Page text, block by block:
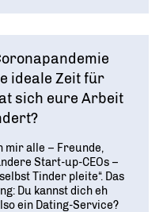
ideale Zeit für
sich eure Arbeit
mir alle – Freunde,
Start-up-CEOs –
Tinder pleite“. Das
Du kannst dich eh
ein Dating-Service?